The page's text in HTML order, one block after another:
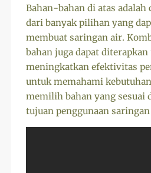
Bahan-bahan di atas adalah
dari banyak pilihan yang
membuat saringan air.
bahan juga dapat
meningkatkan efektivitas
untuk memahami
memilih bahan yang sesuai
tujuan penggunaan